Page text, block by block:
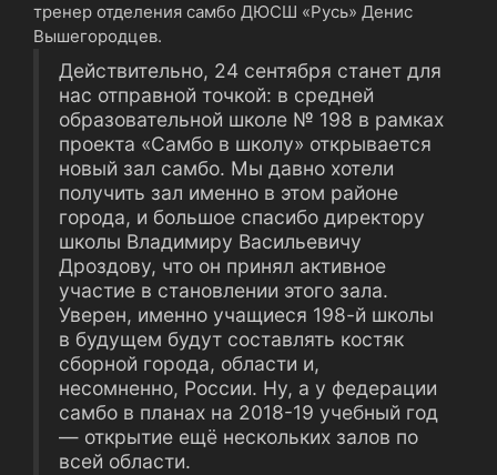
тренер отделения самбо ДЮСШ «Русь» Денис
Вышегородцев.
Действительно, 24 сентября станет для
нас отправной точкой: в средней
образовательной школе № 198 в рамках
проекта «Самбо в школу» открывается
новый зал самбо. Мы давно хотели
получить зал именно в этом районе
города, и большое спасибо директору
школы Владимиру Васильевичу
Дроздову, что он принял активное
участие в становлении этого зала.
Уверен, именно учащиеся 198-й школы
в будущем будут составлять костяк
сборной города, области и,
несомненно, России. Ну, а у федерации
самбо в планах на 2018-19 учебный год
— открытие ещё нескольких залов по
всей области.